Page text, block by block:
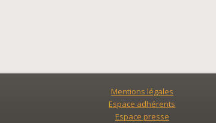
Mentions légales
Espace adhérents
Espace presse